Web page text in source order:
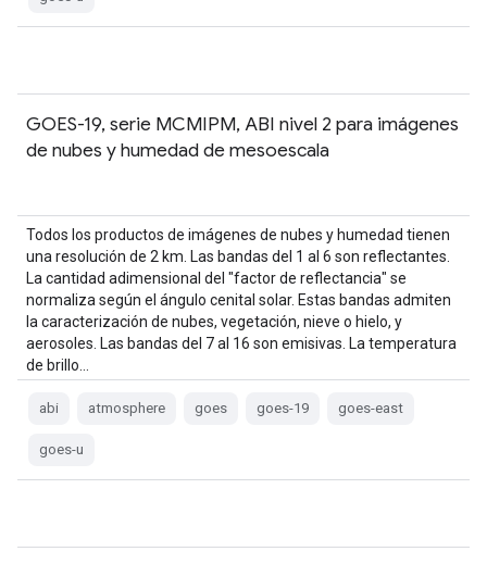
GOES-19, serie MCMIPM, ABI nivel 2 para imágenes
de nubes y humedad de mesoescala
Todos los productos de imágenes de nubes y humedad tienen
una resolución de 2 km. Las bandas del 1 al 6 son reflectantes.
La cantidad adimensional del "factor de reflectancia" se
normaliza según el ángulo cenital solar. Estas bandas admiten
la caracterización de nubes, vegetación, nieve o hielo, y
aerosoles. Las bandas del 7 al 16 son emisivas. La temperatura
de brillo…
abi atmosphere goes goes-19 goes-east
goes-u